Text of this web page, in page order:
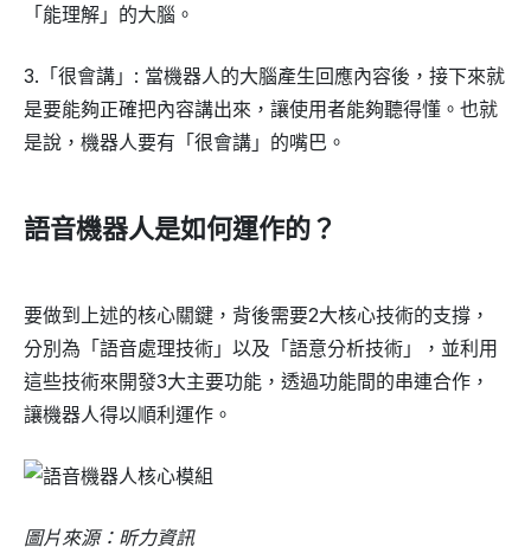
「能理解」的大腦。
3.「很會講」: 當機器人的大腦產生回應內容後，接下來就
是要能夠正確把內容講出來，讓使用者能夠聽得懂。也就
是說，機器人要有「很會講」的嘴巴。
語音機器人是如何運作的？
要做到上述的核心關鍵，背後需要2大核心技術的支撐，
分別為「語音處理技術」以及「語意分析技術」，並利用
這些技術來開發3大主要功能，透過功能間的串連合作，
讓機器人得以順利運作。
圖片來源：昕力資訊